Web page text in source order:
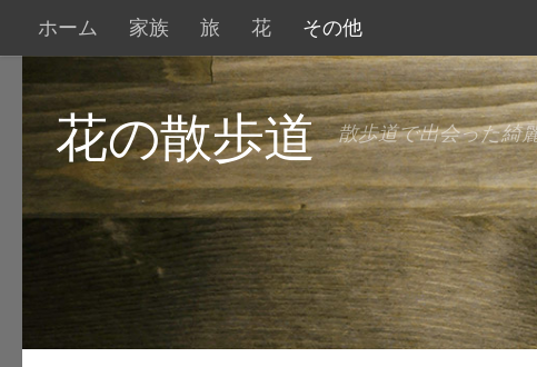
ホーム 家族 旅 花 その他
花の散歩道 散歩道で出会った綺